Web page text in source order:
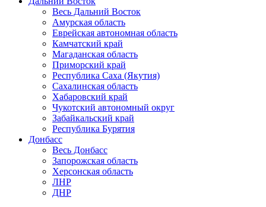
Весь Дальний Восток
Амурская область
Еврейская автономная область
Камчатский край
Магаданская область
Приморский край
Республика Саха (Якутия)
Сахалинская область
Хабаровский край
Чукотский автономный округ
Забайкальский край
Республика Бурятия
Донбасс
Весь Донбасс
Запорожская область
Херсонская область
ЛНР
ДНР